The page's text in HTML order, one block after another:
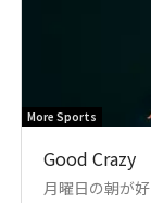
More Sports
Good Crazy
月曜日の朝が